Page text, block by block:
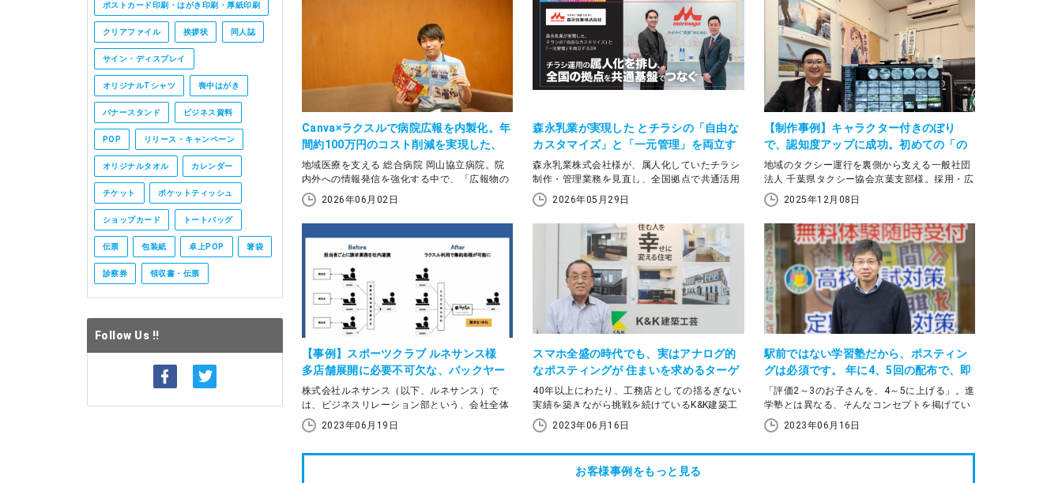
ポストカード印刷・はがき印刷・厚紙印刷
クリアファイル 挨拶状 同人誌
サイン・ディスプレイ
オリジナルTシャツ 喪中はがき
バナースタンド ビジネス資料
POP リリース・キャンペーン
オリジナルタオル カレンダー
チケット ポケットティッシュ
ショップカード トートバッグ
伝票 包装紙 卓上POP 箸袋
診察券 領収書・伝票
Follow Us !!
Canva×ラクスルで病院広報を内製化。年
間約100万円のコスト削減を実現した、
岡山医療生活協同組合の広報改善とは
地域医療を支える 総合病院 岡山協立病院。院
内外への情報発信を強化する中で、「広報物の
更新に時間がかかる」「外注コストが高い」
「古い情報のままになってしまう」といった課
題を感じていました。
そこで取り組んだのが、Canvaとラクスルを活
ター、パンフレット、院内掲示物などを院内で
制作・発注できる体制を整えたことで、制作ス
ピードが大きく向上。さらに、年間約100万円
規模のコスト削減にもつながったといいます。
今回は、岡山医療生活協同組合 本部 経営企画
課の梶川勝矢さんに、病院広報における課題
や、ラクスル導入による変化、そして“地域に
伝わる広報”への取り組みについて伺いました。
2026年06月02日
森永乳業が実現した とチラシの「自由な
カスタマイズ」と「一元管理」を両立す
るDX
森永乳業株式会社様が、属人化していたチラシ
制作・管理業務を見直し、全国拠点で共通活用
できる運用基盤を構築した事例です。
2026年05月29日
【制作事例】キャラクター付きのぼり
で、認知度アップに成功。初めての「の
ぼり印刷」にラクスルを選んだ理由
地域のタクシー運行を裏側から支える一般社団
法人 千葉県タクシー協会京葉支部様。採用・広
報強化を目指してラクスルののぼり印刷を導入
し、キャラクターを活用したデザインで従来の
課題を一新しました。のぼりがどのように認知
拡大や求職者の関心喚起につながったのか、そ
の具体的な成果や初めてののぼり印刷にラクス
ルを使用した感想を京葉支部事務次長の熊谷さ
んに伺いました。
2025年12月08日
【事例】スポーツクラブ ルネサンス様
多店舗展開に必要不可欠な、バックヤー
ド業務の時短術とは?
株式会社ルネサンス（以下、ルネサンス）で
は、ビジネスリレーション部という、会社全体
の生産性向上をミッションとする専門部署が存
在する。様々な方法で業務の効率化、改善を模
2023年06月19日
スマホ全盛の時代でも、実はアナログ的
なポスティングが 住まいを求めるターゲ
ットに届くことを実感!
40年以上にわたり、工務店としての揺るぎない
実績を築きながら挑戦を続けているK&K建築工
芸。2018年からはラクスルのポスティングを活
用し、参加費無料の家づくりセミナーを入り口
や、その後の反響などについて、代表取締役の
2023年06月16日
駅前ではない学習塾だから、ポスティン
グは必須です。 年に4、5回の配布で、即
効性も、後からの反響も!
「評価2～3のお子さんを、4～5に上げる」。進
学塾とは異なる、そんなコンセプトを掲げてい
るのが「学習塾MititeQ（ミチテク）」です。成
績アップだけでなく、子どもたちが自ら通いた
2023年06月16日
お客様事例をもっと見る